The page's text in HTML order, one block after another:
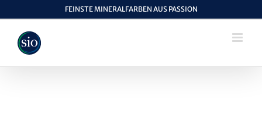
to
FEINSTE MINERALFARBEN AUS PASSION